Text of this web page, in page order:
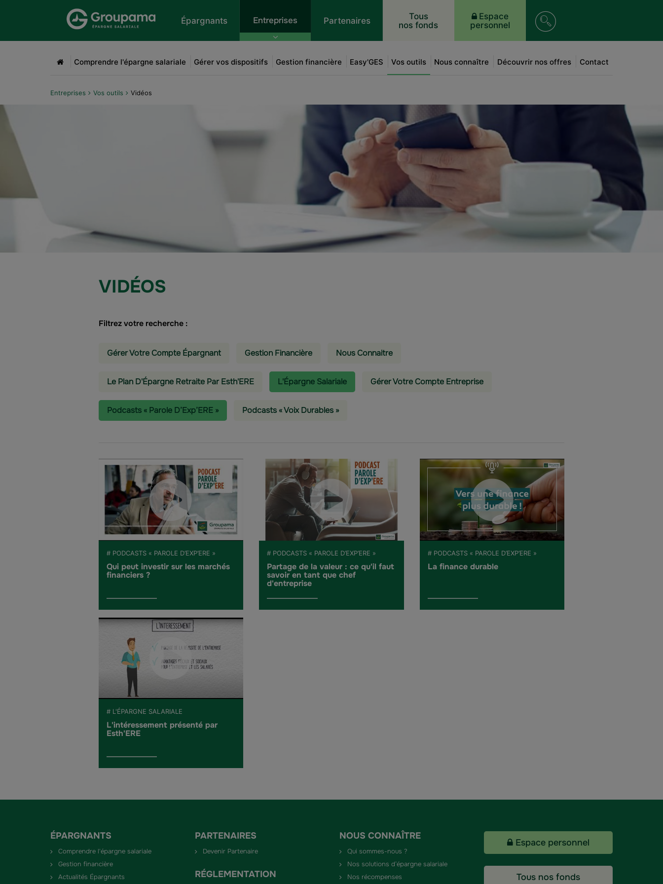
Aller au menu Aller à la recherche
Épargnants Entreprises
Accueil
Comprendre l'épargne salariale Gérer vos dispositifs Gestion financière Easy'GES Vos outils Nous connaître Découvrir nos offres Contact
Partenaires
Tous
nos fonds
Espace
personnel
sur
le
Entreprises Vos outils Vidéos
VIDÉOS
Filtrez votre recherche :
Gérer Votre Compte Épargnant Gestion Financière Nous Connaitre
Le Plan D'Épargne Retraite Par Esth'ERE L'épargne Salariale Gérer Votre Compte Entreprise
Podcasts « Parole D’Exp’ERE » Podcasts « Voix Durables »
# PODCASTS « PAROLE D’EXP’ERE »
Qui peut investir sur les marchés
financiers ?
# PODCASTS « PAROLE D’EXP’ERE »
Partage de la valeur : ce qu'il faut
savoir en tant que chef
d'entreprise
# PODCASTS « PAROLE D’EXP’ERE »
La finance durable
# L'ÉPARGNE SALARIALE
L'intéressement présenté par
Esth'ERE
ÉPARGNANTS
Comprendre l'épargne salariale
Gestion financière
Actualités Épargnants
PARTENAIRES
Devenir Partenaire
RÉGLEMENTATION
NOUS CONNAÎTRE
Qui sommes-nous ?
Nos solutions d’épargne salariale
Nos récompenses
Espace personnel
Tous nos fonds